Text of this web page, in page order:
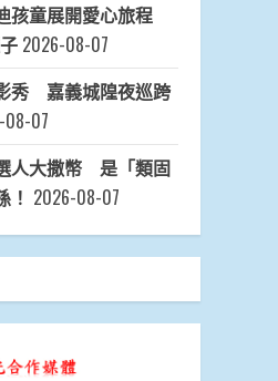
孩童展開愛心旅程
2026-08-07
秀 嘉義城隍夜巡跨
08-07
人大撒幣 是「類固
！ 2026-08-07